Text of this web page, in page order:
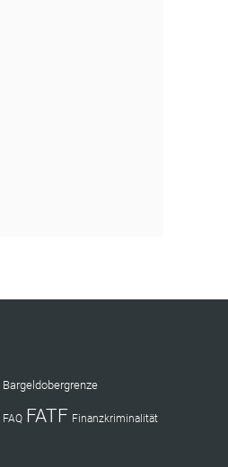
Bargeldobergrenze
FAQ FATF Finanzkriminalität